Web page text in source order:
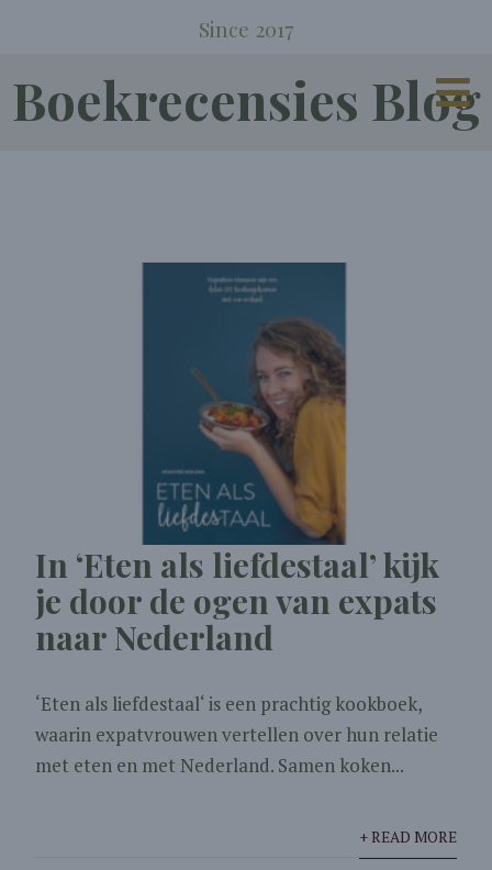
Since 2017
Boekrecensies Blog
In ‘Eten als liefdestaal’ kijk
je door de ogen van expats
naar Nederland
‘Eten als liefdestaal‘ is een prachtig kookboek,
waarin expatvrouwen vertellen over hun relatie
met eten en met Nederland. Samen koken...
+ READ MORE